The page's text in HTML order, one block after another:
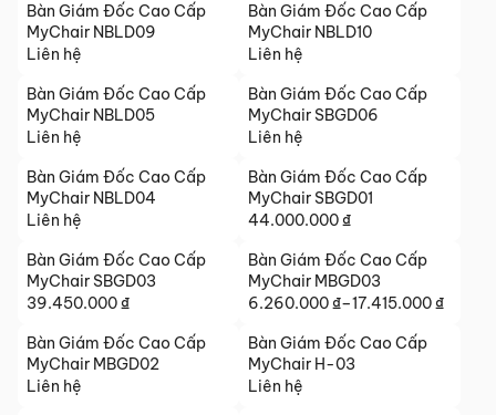
Bàn Giám Đốc Cao Cấp
MyChair NBLD09
Liên hệ
Bàn Giám Đốc Cao Cấp
MyChair NBLD10
Liên hệ
Bàn Giám Đốc Cao Cấp
MyChair NBLD05
Liên hệ
Bàn Giám Đốc Cao Cấp
MyChair SBGD06
Liên hệ
Bàn Giám Đốc Cao Cấp
MyChair NBLD04
Liên hệ
Bàn Giám Đốc Cao Cấp
MyChair SBGD01
44.000.000₫
Bàn Giám Đốc Cao Cấp
MyChair SBGD03
39.450.000₫
Bàn Giám Đốc Cao Cấp
MyChair MBGD03
6.260.000₫–17.415.000₫
Khoảng
giá:
từ
6.260.000 ₫
Bàn Giám Đốc Cao Cấp
MyChair MBGD02
Liên hệ
Bàn Giám Đốc Cao Cấp
MyChair H-03
Liên hệ